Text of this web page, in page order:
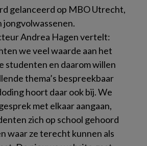
gelanceerd op MBO Utrecht,
jongvolwassenen.
Andrea Hagen vertelt:
we veel waarde aan het
studenten en daarom willen
thema’s bespreekbaar
hoort daar ook bij. We
met elkaar aangaan,
zich op school gehoord
waar ze terecht kunnen als